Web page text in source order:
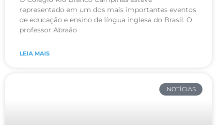
representado em um dos mais importantes eventos
de educação e ensino de língua inglesa do Brasil. O
professor Abraão
LEIA MAIS
NOTÍCIAS